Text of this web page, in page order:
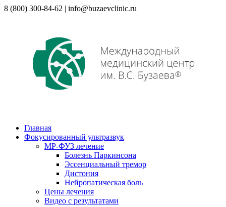
8 (800) 300-84-62 | info@buzaevclinic.ru
Главная
Фокусированный ультразвук
МР-ФУЗ лечение
Болезнь Паркинсона
Эссенциальный тремор
Дистония
Нейропатическая боль
Цены лечения
Видео с результатами